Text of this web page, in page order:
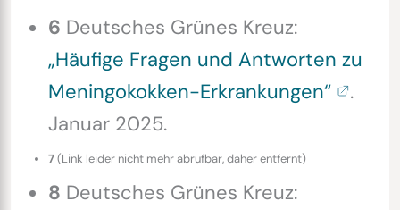
6 Deutsches Grünes Kreuz:
„Häufige Fragen und Antworten zu
Meningokokken-Erkrankungen“
.
Januar 2025.
7(Link leider nicht mehr abrufbar, daher entfernt)
8 Deutsches Grünes Kreuz: